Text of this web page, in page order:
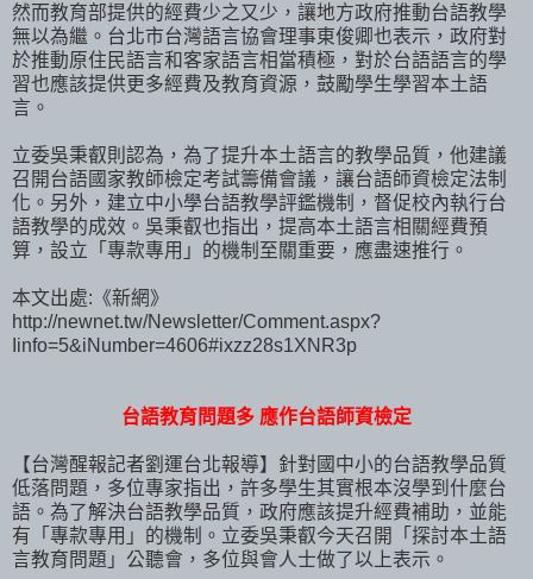
然而教育部提供的經費少之又少，讓地方政府推動台語教學
無以為繼。台北市台灣語言協會理事東俊卿也表示，政府對
於推動原住民語言和客家語言相當積極，對於台語語言的學
習也應該提供更多經費及教育資源，鼓勵學生學習本土語
言。
立委吳秉叡則認為，為了提升本土語言的教學品質，他建議
召開台語國家教師檢定考試籌備會議，讓台語師資檢定法制
化。另外，建立中小學台語教學評鑑機制，督促校內執行台
語教學的成效。吳秉叡也指出，提高本土語言相關經費預
算，設立「專款專用」的機制至關重要，應盡速推行。
本文出處:《新網》
http://newnet.tw/Newsletter/Comment.aspx?
Iinfo=5&iNumber=4606#ixzz28s1XNR3p
台語教育問題多 應作台語師資檢定
【台灣醒報記者劉運台北報導】針對國中小的台語教學品質
低落問題，多位專家指出，許多學生其實根本沒學到什麼台
語。為了解決台語教學品質，政府應該提升經費補助，並能
有「專款專用」的機制。立委吳秉叡今天召開「探討本土語
言教育問題」公聽會，多位與會人士做了以上表示。